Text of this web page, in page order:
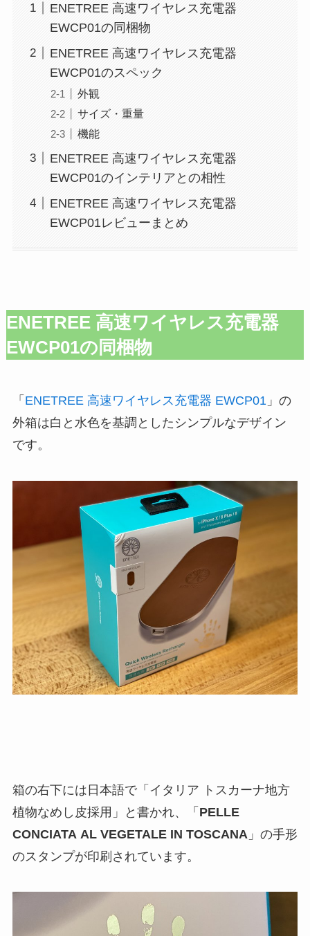
ENETREE 高速ワイヤレス充電器
EWCP01の同梱物
ENETREE 高速ワイヤレス充電器
EWCP01のスペック
外観
サイズ・重量
機能
ENETREE 高速ワイヤレス充電器
EWCP01のインテリアとの相性
ENETREE 高速ワイヤレス充電器
EWCP01レビューまとめ
ENETREE 高速ワイヤレス充電器
EWCP01の同梱物
「 ENETREE 高速ワイヤレス充電器 EWCP01」の
外箱は白と水色を基調としたシンプルなデザイン
です。
箱の右下には日本語で「イタリア トスカーナ地方
植物なめし皮採用」と書かれ、「 PELLE
CONCIATA AL VEGETALE IN TOSCANA 」の手形
のスタンプが印刷されています。